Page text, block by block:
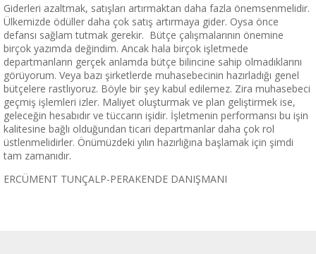
Giderleri azaltmak, satışları artırmaktan daha fazla önemsenmelidir.
Ülkemizde ödüller daha çok satış artırmaya gider. Oysa önce
defansı sağlam tutmak gerekir. Bütçe çalışmalarının önemine
birçok yazımda değindim. Ancak hala birçok işletmede
departmanların gerçek anlamda bütçe bilincine sahip olmadıklarını
görüyorum. Veya bazı şirketlerde muhasebecinin hazırladığı genel
bütçelere rastlıyoruz. Böyle bir şey kabul edilemez. Zira muhasebeci
geçmiş işlemleri izler. Maliyet oluşturmak ve plan geliştirmek ise,
geleceğin hesabıdır ve tüccarın işidir. İşletmenin performansı bu işin
kalitesine bağlı olduğundan ticari departmanlar daha çok rol
üstlenmelidirler. Önümüzdeki yılın hazırlığına başlamak için şimdi
tam zamanıdır.
ERCÜMENT TUNÇALP-PERAKENDE DANIŞMANI